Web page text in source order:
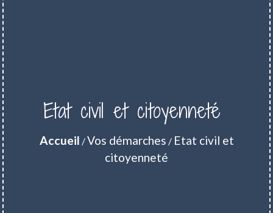
Etat civil et citoyenneté
Accueil /Vos démarches / Etat civil et
citoyenneté